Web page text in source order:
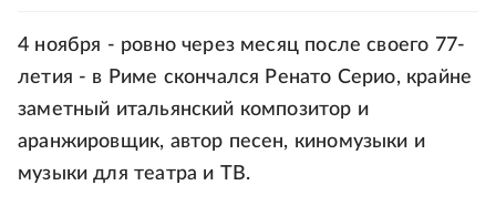
4 ноября - ровно через месяц после своего 77-
летия - в Риме скончался Ренато Серио, крайне
заметный итальянский композитор и
аранжировщик, автор песен, киномузыки и
музыки для театра и ТВ.